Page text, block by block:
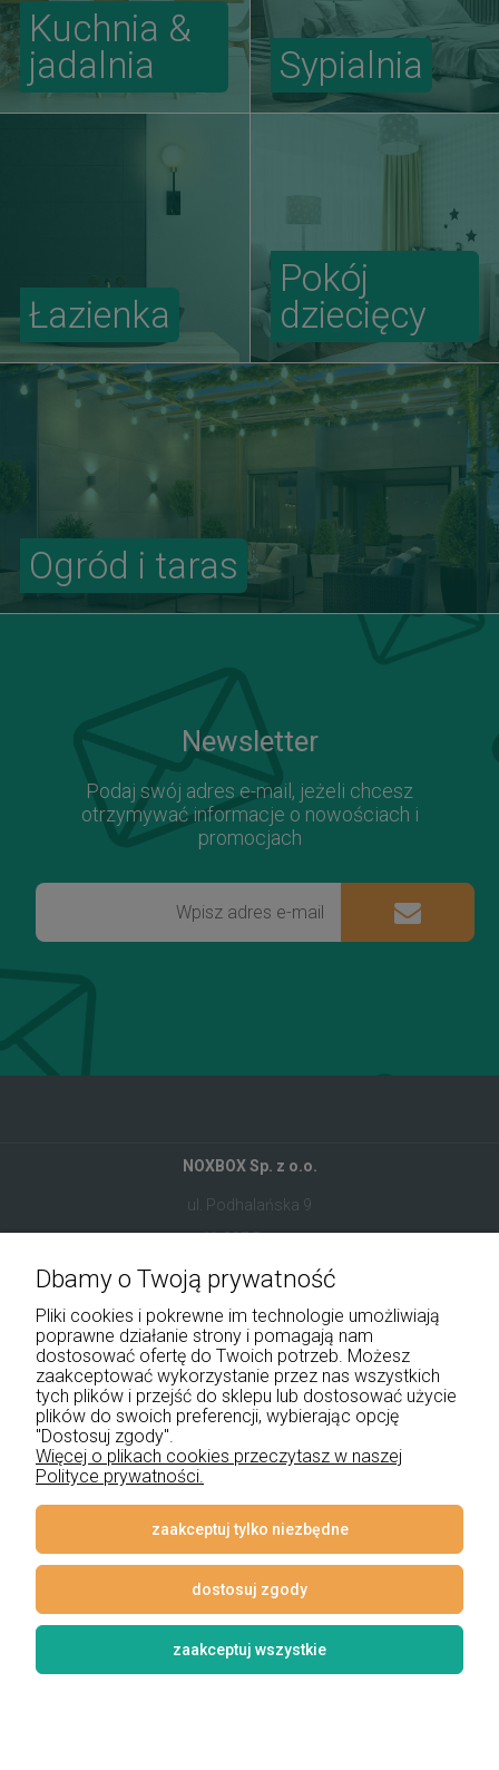
Kuchnia &
jadalnia
Sypialnia
Ogród i taras
Łazienka
Pokój
dziecięcy
Newsletter
Podaj swój adres e-mail, jeżeli chcesz
otrzymywać informacje o nowościach i
promocjach
NOXBOX Sp. z o.o.
ul. Podhalańska 9
41-907 Bytom
+48 534 555 344
sklep@noxbox.pl
Pomoc
Płatności i dostawa
Informacje
Dbamy o Twoją prywatność
Pliki cookies i pokrewne im technologie umożliwiają
poprawne działanie strony i pomagają nam
dostosować ofertę do Twoich potrzeb. Możesz
zaakceptować wykorzystanie przez nas wszystkich
tych plików i przejść do sklepu lub dostosować użycie
plików do swoich preferencji, wybierając opcję
"Dostosuj zgody".
Więcej o plikach cookies przeczytasz w naszej
Polityce prywatności.
zaakceptuj tylko niezbędne
dostosuj zgody
zaakceptuj wszystkie